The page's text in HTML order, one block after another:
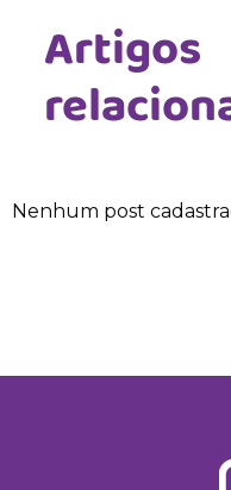
Artigos
Nenhum post